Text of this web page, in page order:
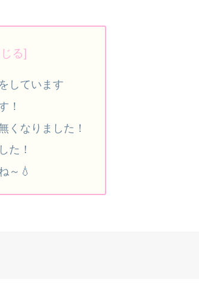
しています
！
くなりました！
た！
～💧